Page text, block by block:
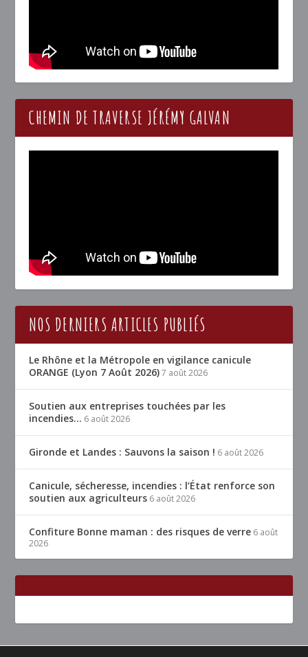
CHEMIN DE TRAVERSE JÉRÉMY GALVAN
NOS DERNIERS ARTICLES PUBLIÉS
Le Rhône et la Métropole en vigilance canicule
ORANGE (Lyon 7 Août 2026) 7 août 2026
Soutien aux entreprises touchées par les
incendies… 6 août 2026
Gironde et Landes : Sauvons la saison ! 6 août 2026
Canicule, sécheresse, incendies : l’État renforce son
soutien aux agriculteurs 6 août 2026
Confiture Bonne maman : des risques de verre 6 août
2026